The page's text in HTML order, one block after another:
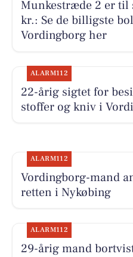
Munkestræde 2 er til
kr.: Se de billigste
Vordingborg her
ALARM112
22-årig sigtet for
stoffer og kniv i
ALARM112
Vordingborg-mand
retten i Nykøbing
ALARM112
29-årig mand